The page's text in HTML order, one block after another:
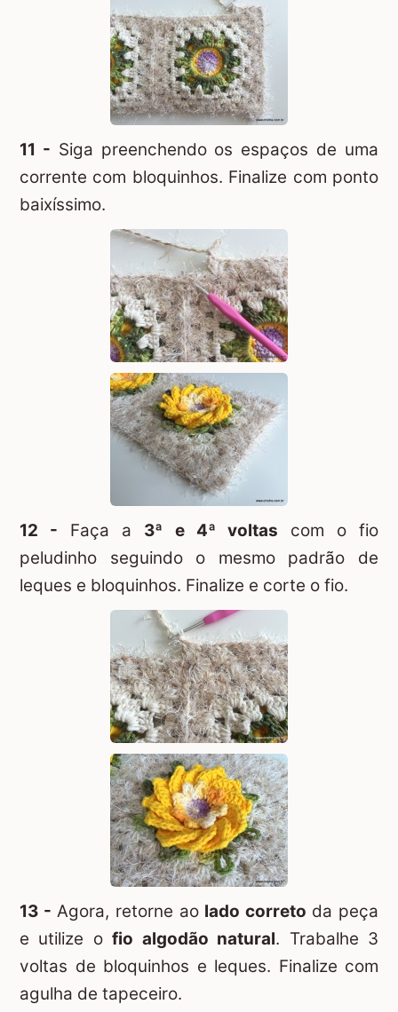
11 - Siga preenchendo os espaços de uma
corrente com bloquinhos. Finalize com ponto
baixíssimo.
12 - Faça a 3ª e 4ª voltas com o fio
peludinho seguindo o mesmo padrão de
leques e bloquinhos. Finalize e corte o fio.
13 - Agora, retorne ao lado correto da peça
e utilize ofio algodão natural. Trabalhe 3
voltas de bloquinhos e leques. Finalize com
agulha de tapeceiro.